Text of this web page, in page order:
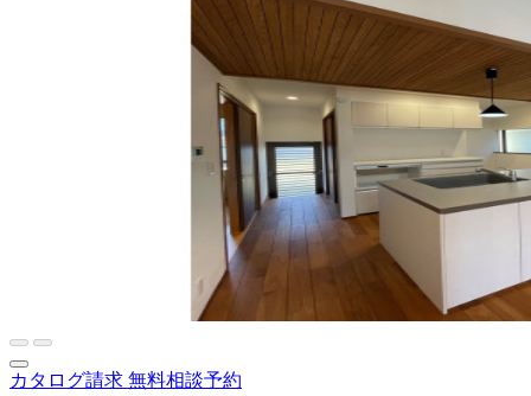
カタログ請求 無料相談予約